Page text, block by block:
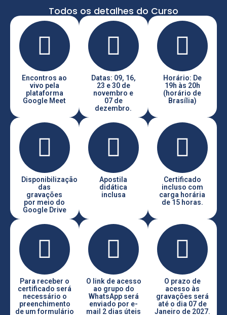
Todos os detalhes do Curso
Encontros ao
vivo pela
plataforma
Google Meet
Datas: 09, 16,
23 e 30 de
novembro e
07 de
dezembro.
Horário: De
19h às 20h
(horário de
Brasília)
Disponibilização
das
gravações
por meio do
Google Drive
Apostila
didática
inclusa
Certificado
incluso com
carga horária
de 15 horas.
Para receber o
certificado será
necessário o
preenchimento
de um formulário
O link de acesso
ao grupo do
WhatsApp será
enviado por e-
mail 2 dias úteis
O prazo de
acesso às
gravações será
até o dia 07 de
Janeiro de 2027.